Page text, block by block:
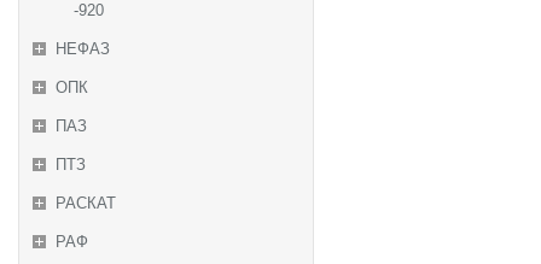
-920
НЕФАЗ
ОПК
ПАЗ
ПТЗ
РАСКАТ
РАФ